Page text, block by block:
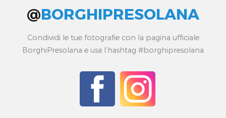
@BORGHIPRESOLANA
Condividi le tue fotografie con la pagina ufficiale
BorghiPresolana e usa l’hashtag #borghipresolana